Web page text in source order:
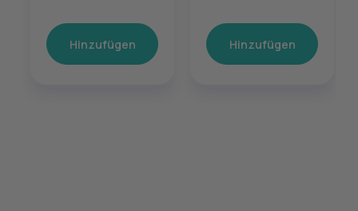
Hinzufügen Hinzufügen